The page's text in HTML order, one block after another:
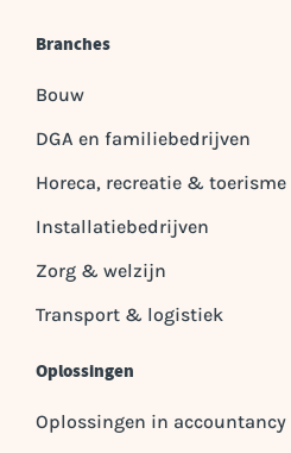
Branches
Bouw
DGA en familiebedrijven
Horeca, recreatie & toerisme
Installatiebedrijven
Zorg & welzijn
Transport & logistiek
Oplossingen
Oplossingen in accountancy